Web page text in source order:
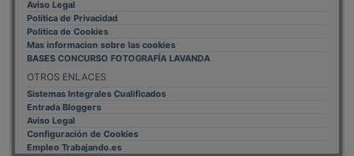
Política de Privacidad
Politica de Cookies
Mas informacion sobre las cookies
BASES CONCURSO FOTOGRAFÍA LAVANDA
OTROS ENLACES
Sistemas Integrales Cualificados
Entrada Bloggers
Aviso Legal
Configuración de Cookies
Empleo Trabajando.es